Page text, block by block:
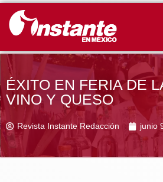
ÉXITO EN FERIA DE
VINO Y QUESO
Revista Instante Redacción junio